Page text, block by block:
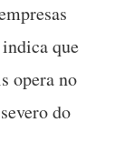
que
opera no
do